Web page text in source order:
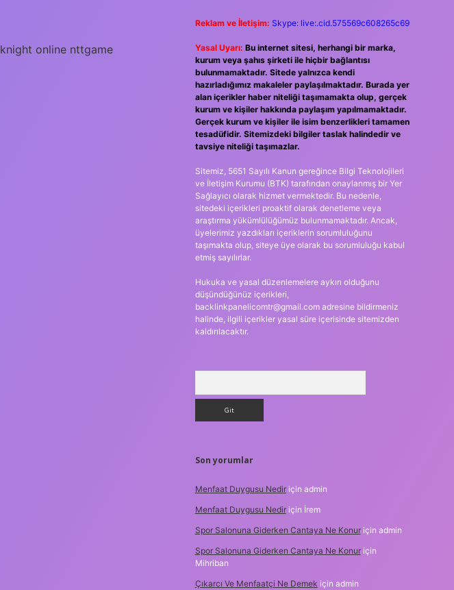
knight online nttgame
Reklam ve İletişim: Skype: live:.cid.575569c608265c69
Yasal Uyarı: Bu internet sitesi, herhangi bir marka,
kurum veya şahıs şirketi ile hiçbir bağlantısı
bulunmamaktadır. Sitede yalnızca kendi
hazırladığımız makaleler paylaşılmaktadır. Burada yer
alan içerikler haber niteliği taşımamakta olup, gerçek
kurum ve kişiler hakkında paylaşım yapılmamaktadır.
Gerçek kurum ve kişiler ile isim benzerlikleri tamamen
tesadüfidir. Sitemizdeki bilgiler taslak halindedir ve
tavsiye niteliği taşımazlar.
Sitemiz, 5651 Sayılı Kanun gereğince Bilgi Teknolojileri
ve İletişim Kurumu (BTK) tarafından onaylanmış bir Yer
Sağlayıcı olarak hizmet vermektedir. Bu nedenle,
sitedeki içerikleri proaktif olarak denetleme veya
araştırma yükümlülüğümüz bulunmamaktadır. Ancak,
üyelerimiz yazdıkları içeriklerin sorumluluğunu
taşımakta olup, siteye üye olarak bu sorumluluğu kabul
etmiş sayılırlar.
Hukuka ve yasal düzenlemelere aykırı olduğunu
düşündüğünüz içerikleri,
backlinkpanelicomtr@gmail.comadresine bildirmeniz
halinde, ilgili içerikler yasal süre içerisinde sitemizden
kaldırılacaktır.
Son yorumlar
Menfaat Duygusu Nediriçin admin
Menfaat Duygusu Nediriçin İrem
Spor Salonuna Giderken Cantaya Ne Konuriçin admin
Spor Salonuna Giderken Cantaya Ne Konuriçin
Mihriban
Çıkarcı Ve Menfaatçi Ne Demek için admin